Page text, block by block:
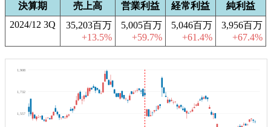
決算期 売上高 営業利益 経常利益
純利益
2024/12 3Q
35,203百万
+13.5%
5,005百万
+59.7%
5,046百万
+61.4%
3,956百万
+67.4%
1,557
1,732
1,908